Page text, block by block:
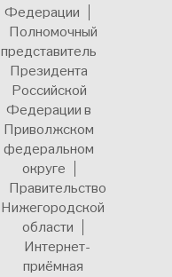
Федерации
Полномочный
представитель
Президента
Российской
Федерации в
Приволжском
федеральном
округе
Правительство
Нижегородской
области
Интернет-
приёмная